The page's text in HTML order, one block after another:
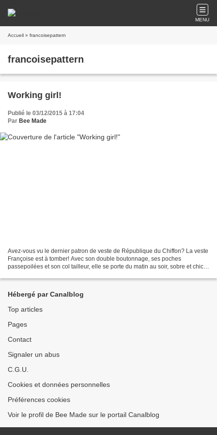
MENU
Accueil » francoisepattern
francoisepattern
Working girl!
Publié le 03/12/2015 à 17:04
Par Bee Made
Avez-vous vu le dernier patron de veste de République du Chiffon? La veste
Françoise est à tomber! Avec son double boutonnage, ses poches
passepoilées et son col tailleur, elle se porte du matin au soir, sobre et chic
Hébergé par Canalblog
Top articles
Pages
Contact
Signaler un abus
C.G.U.
Cookies et données personnelles
Préférences cookies
Voir le profil de Bee Made sur le portail Canalblog